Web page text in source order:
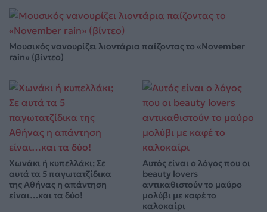
Μουσικός νανουρίζει λιοντάρια παίζοντας το «November
rain» (βίντεο)
Χωνάκι ή κυπελλάκι; Σε
αυτά τα 5 παγωτατζίδικα
της Αθήνας η απάντηση
είναι…και τα δύο!
Αυτός είναι ο λόγος που οι
beauty lovers
αντικαθιστούν το μαύρο
μολύβι με καφέ το
καλοκαίρι